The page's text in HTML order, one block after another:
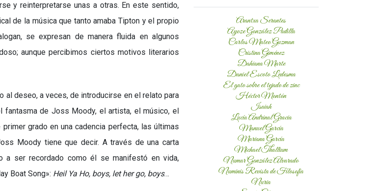
y reinterpretarse unas a otras. En este sentido,
de la música que tanto amaba Tipton y el propio
se expresan de manera fluida en algunos
aunque percibimos ciertos motivos literarios
al deseo, a veces, de introducirse en el relato para
de Joss Moody, el artista, el músico, el
grado en una cadencia perfecta, las últimas
Moody tiene que decir. A través de una carta
a ser recordado como él se manifestó en vida,
Boat Song»: Heil Ya Ho, boys, let her go, boys…
Arantxa Serantes
Ayoze González Padilla
Carlos Mateo Guzman
Cristina Giménez
Dahiana Marte
Daniel Escoto Ledesma
El gato sobre el tejado de zinc
Héctor Montón
Isaiah
Lucía Andrinal Gracia
Manuel García
Mariana García
Michael Thallium
Numar González Alvarado
Numinis Revista de Filosofía
Nuria